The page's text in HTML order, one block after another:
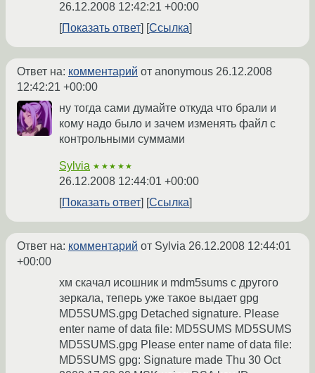
26.12.2008 12:42:21 +00:00
Показать ответ
Ссылка
Ответ на: комментарий от anonymous 26.12.2008
12:42:21 +00:00
ну тогда сами думайте откуда что брали и
кому надо было и зачем изменять файл с
контрольными суммами
Sylvia ★★★★★
26.12.2008 12:44:01 +00:00
Показать ответ
Ссылка
Ответ на: комментарий от Sylvia 26.12.2008 12:44:01
+00:00
хм скачал исошник и mdm5sums с другого
зеркала, теперь уже такое выдает gpg
MD5SUMS.gpg Detached signature. Please
enter name of data file: MD5SUMS MD5SUMS
MD5SUMS.gpg Please enter name of data file:
MD5SUMS gpg: Signature made Thu 30 Oct